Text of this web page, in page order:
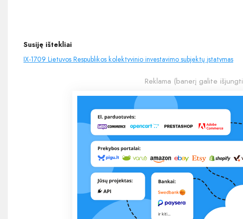
Susiję ištekliai
IX-1709 Lietuvos Respublikos kolektyvinio investavimo subjektų įstatymas
Reklama (banerį galite išjungti